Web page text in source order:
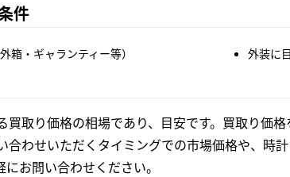
件
箱・ギャランティー等）
外装に
買取り価格の相場であり、目安です。買取り価
合わせいただくタイミングでの市場価格や、時
お問い合わせください。